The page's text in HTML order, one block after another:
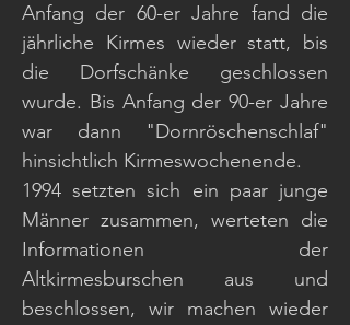
Anfang der 60-er Jahre fand die
jährliche Kirmes wieder statt, bis
die Dorfschänke geschlossen
wurde. Bis Anfang der 90-er Jahre
war dann "Dornröschenschlaf"
hinsichtlich Kirmeswochenende.
1994 setzten sich ein paar junge
Männer zusammen, werteten die
Informationen der
Altkirmesburschen aus und
beschlossen, wir machen wieder